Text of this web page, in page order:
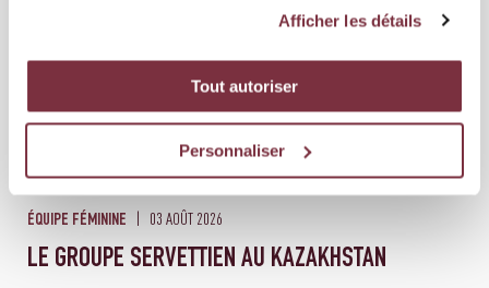
Afficher les détails
Tout autoriser
Personnaliser
ÉQUIPE FÉMININE 03 AOÛT 2026
LE GROUPE SERVETTIEN AU KAZAKHSTAN